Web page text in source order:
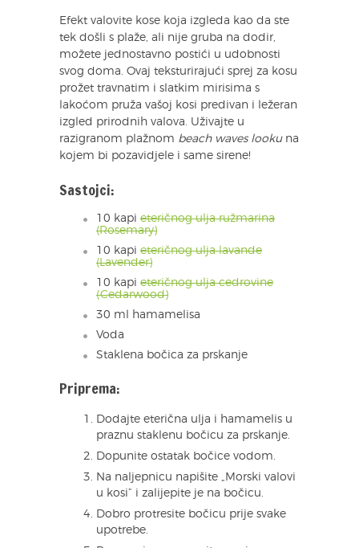
Efekt valovite kose koja izgleda kao da ste
tek došli s plaže, ali nije gruba na dodir,
možete jednostavno postići u udobnosti
svog doma. Ovaj teksturirajući sprej za kosu
prožet travnatim i slatkim mirisima s
lakoćom pruža vašoj kosi predivan i ležeran
izgled prirodnih valova. Uživajte u
razigranom plažnom beach waves lookuna
kojem bi pozavidjele i same sirene!
Sastojci:
10 kapi eteričnog ulja ružmarina
(Rosemary)
10 kapi eteričnog ulja lavande
(Lavender)
10 kapi eteričnog ulja cedrovine
(Cedarwood)
30 ml hamamelisa
Voda
Staklena bočica za prskanje
Priprema:
Dodajte eterična ulja i hamamelis u
praznu staklenu bočicu za prskanje.
Dopunite ostatak bočice vodom.
Na naljepnicu napišite „Morski valovi
u kosi” i zalijepite je na bočicu.
Dobro protresite bočicu prije svake
upotrebe.